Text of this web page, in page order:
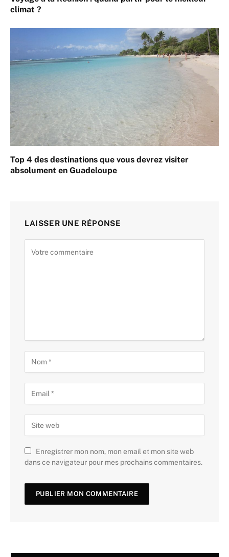
climat ?
Top 4 des destinations que vous devrez visiter
absolument en Guadeloupe
LAISSER UNE RÉPONSE
Enregistrer mon nom, mon email et mon site web
dans ce navigateur pour mes prochains commentaires.